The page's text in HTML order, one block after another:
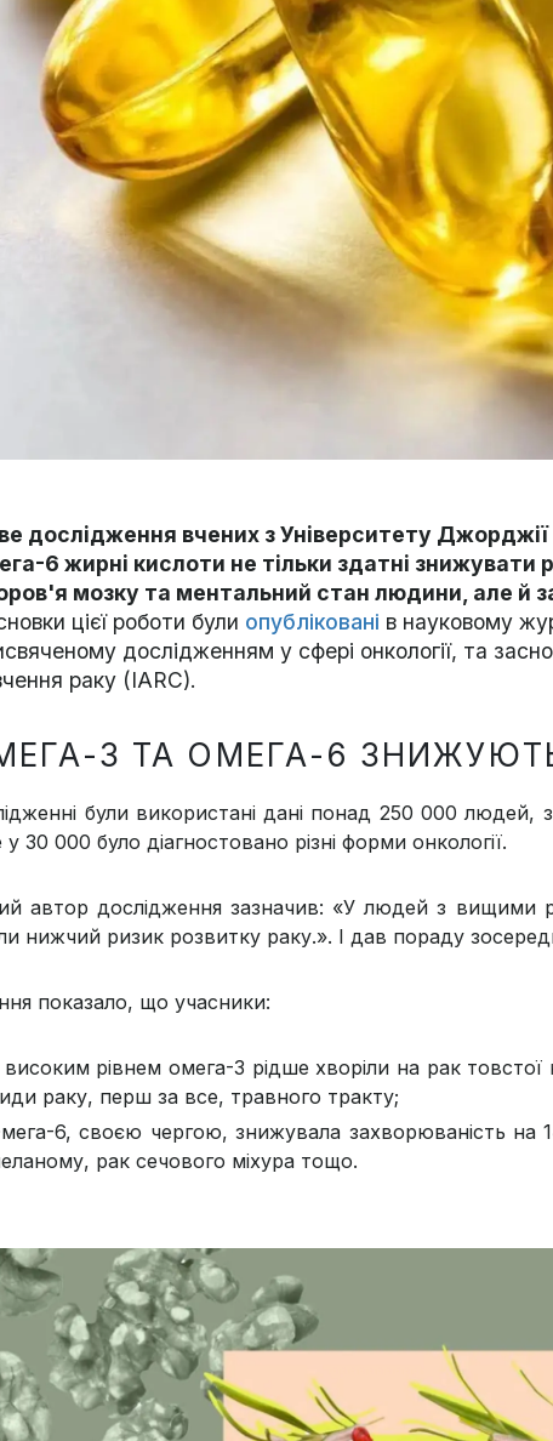
дослідження вчених з Університету
6 жирні кислоти не тільки здатні знижувати
мозку та ментальний стан людини, але й
цієї роботи були опубліковані в науковому
дослідженням у сфері онкології, та
раку (IARC).
3 ТА ОМЕГА-6
були використані дані понад 250 000 людей,
30 000 було діагностовано різні форми онкології.
автор дослідження зазначив: «У людей з вищими
нижчий ризик розвитку раку.». І дав пораду
показало, що учасники:
рівнем омега-3 рідше хворіли на рак
раку, перш за все, травного тракту;
6, своєю чергою, знижувала захворюваність на
рак сечового міхура тощо.